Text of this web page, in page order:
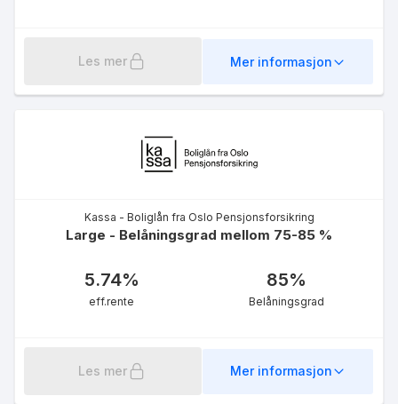
Les mer Mer informasjon
Kassa - Boliglån fra Oslo Pensjonsforsikring
Large - Belåningsgrad mellom 75-85 %
5.74%
eff.rente
85%
Belåningsgrad
Les mer Mer informasjon